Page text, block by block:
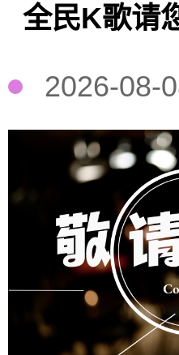
全民K歌请
2026-08-